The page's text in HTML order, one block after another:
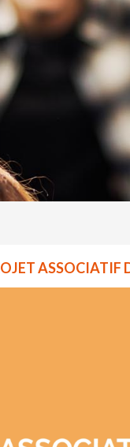
ASSOCIATIF